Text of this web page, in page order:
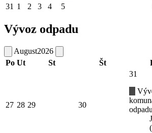
31 1 2 3 4 5
Vývoz odpadu
August2026
Po Ut St Št
27 28 29 30
31
odpadu